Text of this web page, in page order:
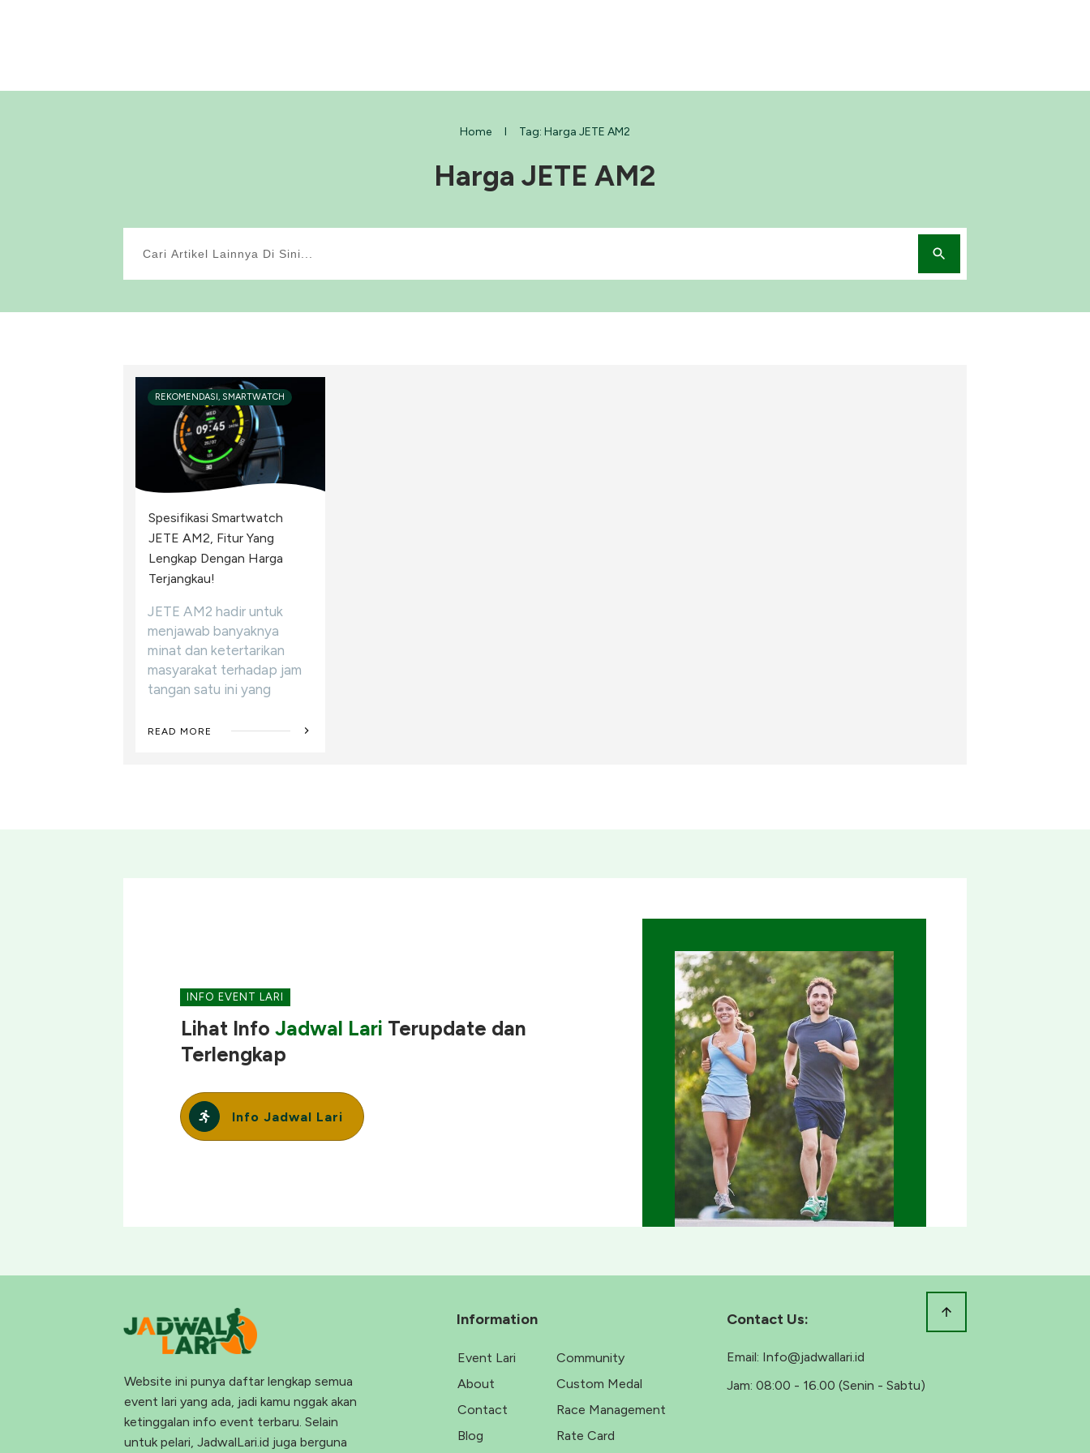
Home I Tag: Harga JETE AM2
Harga JETE AM2
REKOMENDASI, SMARTWATCH
Spesifikasi Smartwatch
JETE AM2, Fitur Yang
Lengkap Dengan Harga
Terjangkau!
JETE AM2 hadir untuk
menjawab banyaknya
minat dan ketertarikan
masyarakat terhadap jam
tangan satu ini yang
READ MORE
INFO EVENT LARI
Lihat Info Jadwal Lari Terupdate dan
Terlengkap
Info Jadwal Lari
Website ini punya daftar lengkap semua
event lari yang ada, jadi kamu nggak akan
ketinggalan info event terbaru. Selain
untuk pelari, JadwalLari.id juga berguna
Information
Event Lari
About
Contact
Blog
Community
Custom Medal
Race Management
Rate Card
Contact Us:
Email: Info@jadwallari.id
Jam:08:00 - 16.00 (Senin - Sabtu)